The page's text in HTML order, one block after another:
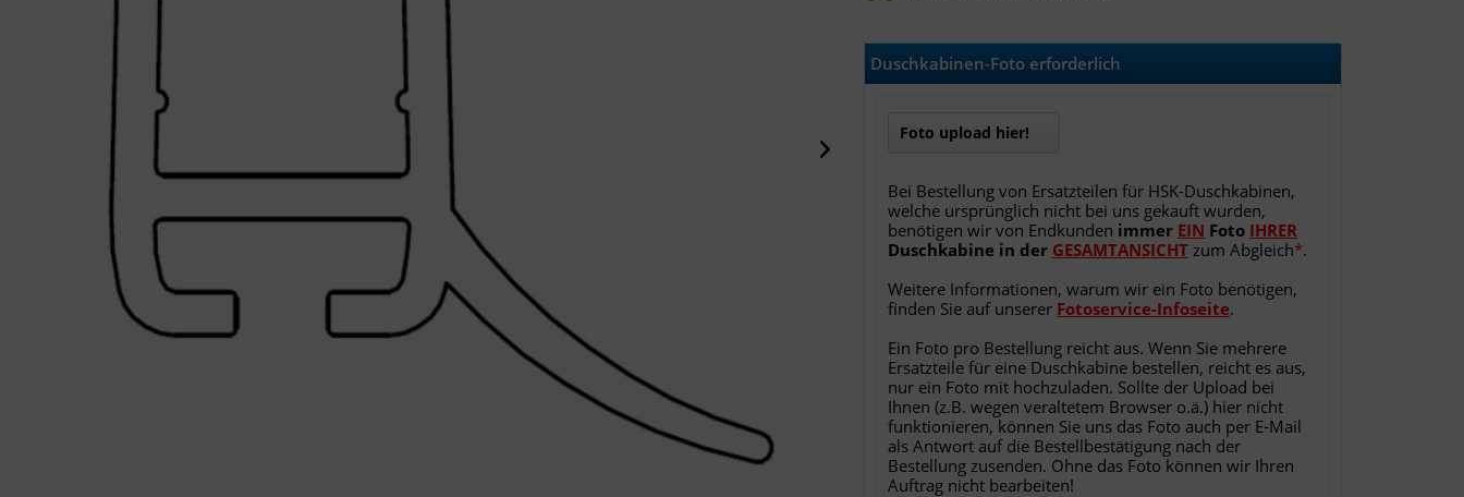
Duschkabinen-Foto erforderlich
Foto upload hier!
Bei Bestellung von Ersatzteilen für HSK-Duschkabinen,
welche ursprünglich nicht bei uns gekauft wurden,
benötigen wir von Endkunden immer EIN Foto IHRER
Duschkabine in der GESAMTANSICHTzum Abgleich*.
Weitere Informationen, warum wir ein Foto benötigen,
finden Sie auf unserer Fotoservice-Infoseite.
Ein Foto pro Bestellung reicht aus. Wenn Sie mehrere
Ersatzteile für eine Duschkabine bestellen, reicht es aus,
nur ein Foto mit hochzuladen. Sollte der Upload bei
Ihnen (z.B. wegen veraltetem Browser o.ä.) hier nicht
funktionieren, können Sie uns das Foto auch per E-Mail
als Antwort auf die Bestellbestätigung nach der
Bestellung zusenden. Ohne das Foto können wir Ihren
Auftrag nicht bearbeiten!